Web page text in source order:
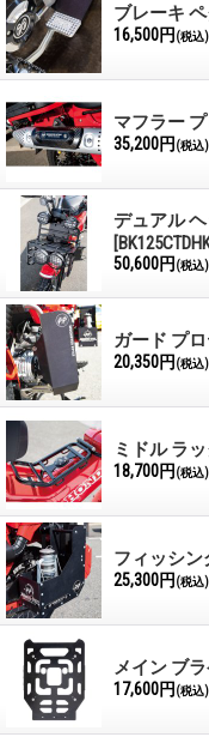
ブレーキ
16,500円 (税込)
マフラー
35,200円 (税込)
デュアル
50,600円 (税込)
ガード プ
20,350円 (税込)
ミドル ラ
18,700円 (税込)
フィッシン
25,300円 (税込)
メイン ブ
17,600円 (税込)